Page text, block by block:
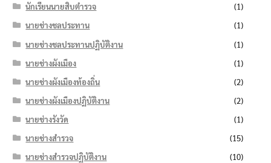
นักเรียนนายสิบตำรวจ
(1)
นายช่างชลประทาน
(1)
นายช่างชลประทานปฏิบัติงาน
(1)
นายช่างผังเมือง
(1)
นายช่างผังเมืองท้องถิ่น
(2)
นายช่างผังเมืองปฏิบัติงาน
(2)
นายช่างรังวัด
(1)
นายช่างสำรวจ
(15)
นายช่างสำรวจปฏิบัติงาน
(10)